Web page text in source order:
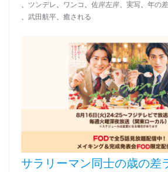
、 ツンデレ、 ワンコ 、 佐岸左岸、 実写、 年の差
、 武田航平、 癒される
サラリーマン同士の歳の差